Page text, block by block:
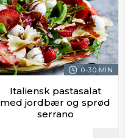
0-30 MIN.
Italiensk pastasalat
med jordbær og sprød
serrano